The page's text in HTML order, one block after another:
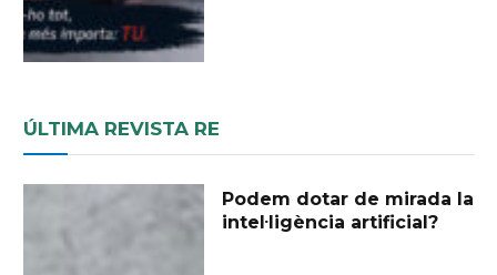
ÚLTIMA REVISTA RE
Podem dotar de mirada la
intel·ligència artificial?